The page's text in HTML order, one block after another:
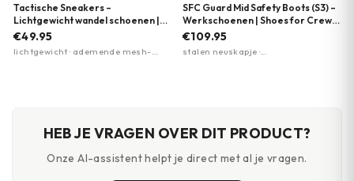
Tactische Sneakers –
Lichtgewicht wandel schoenen |
EVA-zool | M-Tac | Meerdere
€49.95
lichtgewicht · ademende mesh-
SFC Guard Mid Safety Boots (S3) –
Werkschoenen | Shoes for Crews
| Zwart
€109.95
stalen neuskapje ·
HEB JE VRAGEN OVER DIT PRODUCT?
Onze AI-assistent helpt je direct met al je vragen.